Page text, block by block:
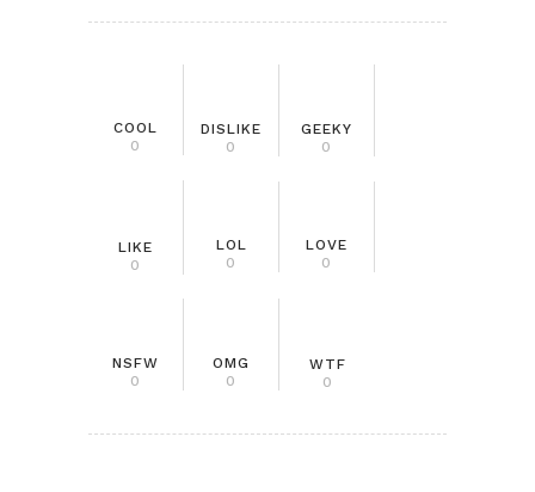
COOL
0
DISLIKE
0
GEEKY
0
LIKE
0
LOL
0
LOVE
0
NSFW
0
OMG
0
WTF
0